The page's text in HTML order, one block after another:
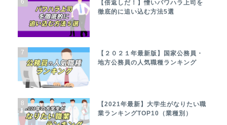
6
【倍返しだ！】憎いパワハラ上司を
徹底的に追い込む方法5選
7
【２０２１年最新版】国家公務員・
地方公務員の人気職種ランキング
8
【2021年最新】大学生がなりたい職
業ランキングTOP10（業種別）